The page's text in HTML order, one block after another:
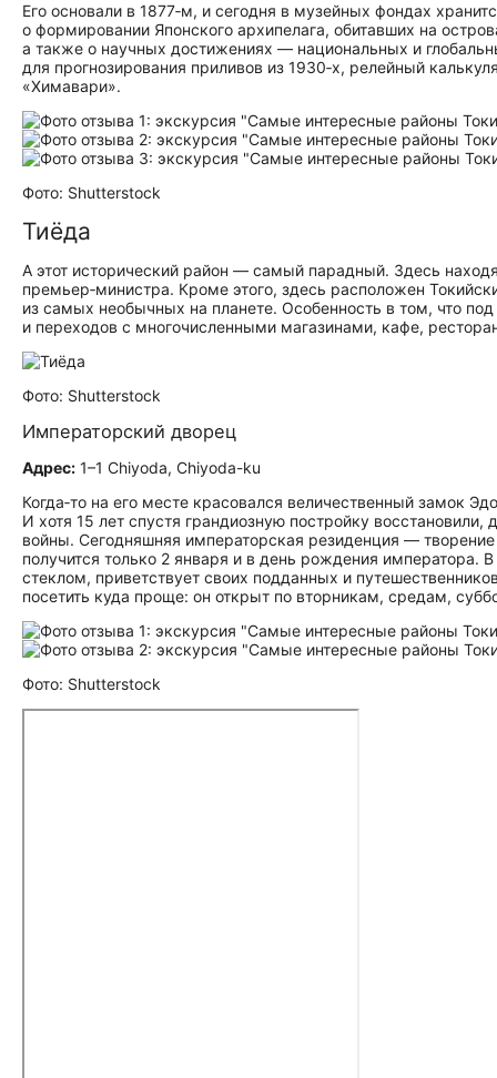
Его основали в 1877‑м, и сегодня в музейных фондах
о формировании Японского архипелага, обитавших на
а также о научных достижениях — национальных и
для прогнозирования приливов из 1930‑х, релейный
«Химавари».
Фото: Shutterstock
Тиёда
А этот исторический район — самый парадный. Здесь
премьер‑министра. Кроме этого, здесь расположен
из самых необычных на планете. Особенность в том, что
и переходов с многочисленными магазинами, кафе,
Фото: Shutterstock
Императорский дворец
Адрес: 1–1 Chiyoda, Chiyoda-ku
Когда‑то на его месте красовался величественный замок
И хотя 15 лет спустя грандиозную постройку
войны. Сегодняшняя императорская резиденция —
получится только 2 января и в день рождения императора.
стеклом, приветствует своих подданных и
посетить куда проще: он открыт по вторникам, средам,
Фото: Shutterstock